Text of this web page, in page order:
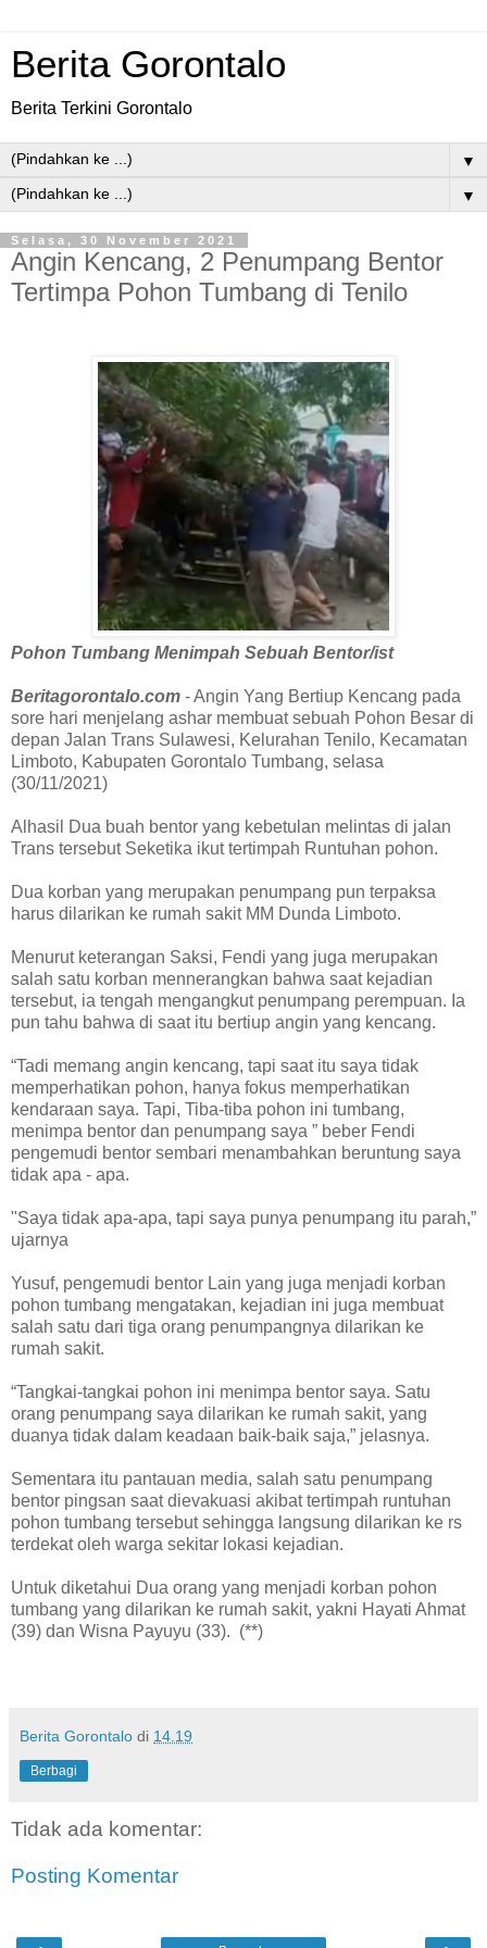
Berita Gorontalo
Berita Terkini Gorontalo
▼
▼
Selasa, 30 November 2021
Angin Kencang, 2 Penumpang Bentor
Tertimpa Pohon Tumbang di Tenilo
Pohon Tumbang Menimpah Sebuah Bentor/ist
Beritagorontalo.com - Angin Yang Bertiup Kencang pada
sore hari menjelang ashar membuat sebuah Pohon Besar di
depan Jalan Trans Sulawesi, Kelurahan Tenilo, Kecamatan
Limboto, Kabupaten Gorontalo Tumbang, selasa
(30/11/2021)
Alhasil Dua buah bentor yang kebetulan melintas di jalan
Trans tersebut Seketika ikut tertimpah Runtuhan pohon.
Dua korban yang merupakan penumpang pun terpaksa
harus dilarikan ke rumah sakit MM Dunda Limboto.
Menurut keterangan Saksi, Fendi yang juga merupakan
salah satu korban mennerangkan bahwa saat kejadian
tersebut, ia tengah mengangkut penumpang perempuan. Ia
pun tahu bahwa di saat itu bertiup angin yang kencang.
“Tadi memang angin kencang, tapi saat itu saya tidak
memperhatikan pohon, hanya fokus memperhatikan
kendaraan saya. Tapi, Tiba-tiba pohon ini tumbang,
menimpa bentor dan penumpang saya ” beber Fendi
pengemudi bentor sembari menambahkan beruntung saya
tidak apa - apa.
"Saya tidak apa-apa, tapi saya punya penumpang itu parah,”
ujarnya
Yusuf, pengemudi bentor Lain yang juga menjadi korban
pohon tumbang mengatakan, kejadian ini juga membuat
salah satu dari tiga orang penumpangnya dilarikan ke
rumah sakit.
“Tangkai-tangkai pohon ini menimpa bentor saya. Satu
orang penumpang saya dilarikan ke rumah sakit, yang
duanya tidak dalam keadaan baik-baik saja,” jelasnya.
Sementara itu pantauan media, salah satu penumpang
bentor pingsan saat dievakuasi akibat tertimpah runtuhan
pohon tumbang tersebut sehingga langsung dilarikan ke rs
terdekat oleh warga sekitar lokasi kejadian.
Untuk diketahui Dua orang yang menjadi korban pohon
tumbang yang dilarikan ke rumah sakit, yakni Hayati Ahmat
(39) dan Wisna Payuyu (33). (**)
Berita Gorontalo di 14.19
Berbagi
Tidak ada komentar:
Posting Komentar